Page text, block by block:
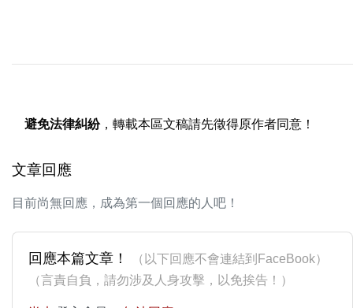
避免法律糾紛，轉載本區文稿請先徵得原作者同意！
文章回應
目前尚無回應，成為第一個回應的人吧！
回應本篇文章！
（以下回應不會連結到FaceBook）
（言責自負，請勿涉及人身攻擊，以免挨告！）